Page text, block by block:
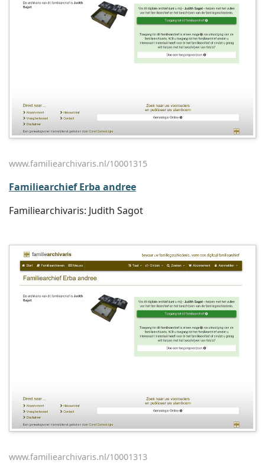
www.familiearchivaris.nl/10001315
Familiearchief Erba andree
Familiearchivaris: Judith Sagot
www.familiearchivaris.nl/10001313